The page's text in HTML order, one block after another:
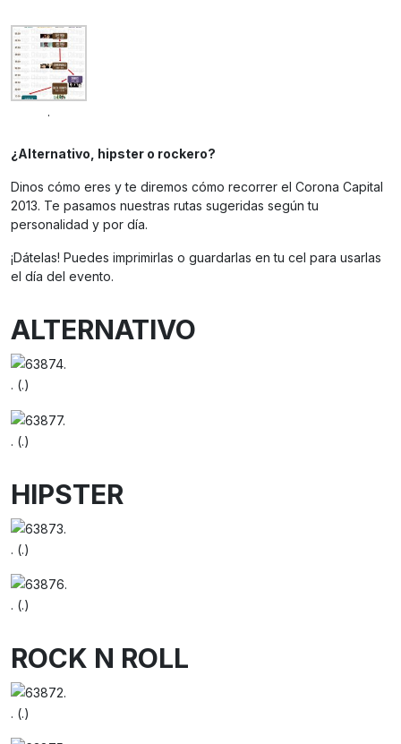
.
¿Alternativo, hipster o rockero?
Dinos cómo eres y te diremos cómo recorrer el Corona Capital
2013. Te pasamos nuestras rutas sugeridas según tu
personalidad y por día.
¡Dátelas! Puedes imprimirlas o guardarlas en tu cel para usarlas
el día del evento.
ALTERNATIVO
. (.)
. (.)
HIPSTER
. (.)
. (.)
ROCK N ROLL
. (.)